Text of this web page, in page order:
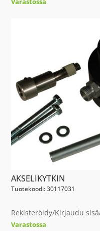
AKSELIKYTKIN
Tuotekoodi: 30117031
Rekisteröidy/Kirjaudu
Varastossa